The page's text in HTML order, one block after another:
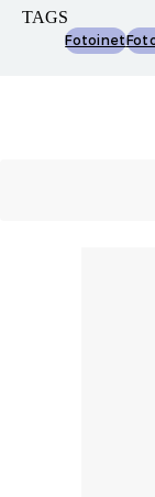
TAGS
Fotoinet